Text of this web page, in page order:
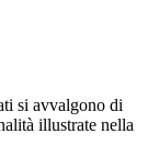
si avvalgono di
illustrate nella